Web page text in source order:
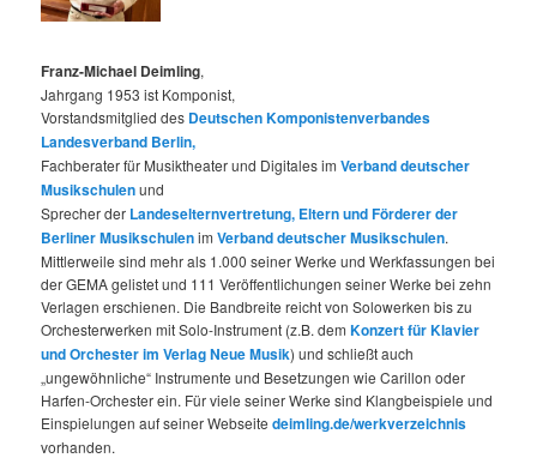
Franz-Michael Deimling,
Jahrgang 1953 ist Komponist,
Vorstandsmitglied des Deutschen Komponistenverbandes
Landesverband Berlin,
Fachberater für Musiktheater und Digitales imVerband deutscher
Musikschulenund
Sprecher der Landeselternvertretung, Eltern und Förderer der
Berliner MusikschulenimVerband deutscher Musikschulen.
Mittlerweile sind mehr als 1.000 seiner Werke und Werkfassungen bei
der GEMA gelistet und 111 Veröffentlichungen seiner Werke bei zehn
Verlagen erschienen. Die Bandbreite reicht von Solowerken bis zu
Orchesterwerken mit Solo-Instrument (z.B. demKonzert für Klavier
und Orchester im Verlag Neue Musik) und schließt auch
„ungewöhnliche“ Instrumente und Besetzungen wie Carillon oder
Harfen-Orchester ein. Für viele seiner Werke sind Klangbeispiele und
Einspielungen auf seiner Webseitedeimling.de/werkverzeichnis
vorhanden.